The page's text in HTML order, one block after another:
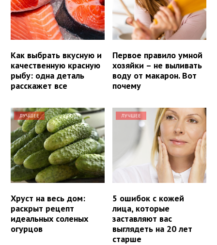
Как выбрать вкусную и
качественную красную
рыбу: одна деталь
расскажет все
Первое правило умной
хозяйки – не выливать
воду от макарон. Вот
почему
ЛУЧШЕЕ
Хруст на весь дом:
раскрыт рецепт
идеальных соленых
огурцов
ЛУЧШЕЕ
5 ошибок с кожей
лица, которые
заставляют вас
выглядеть на 20 лет
старше